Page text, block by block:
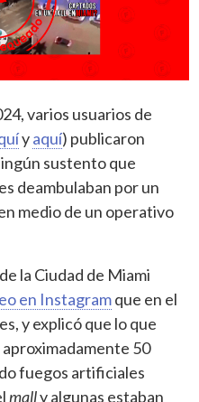
varios usuarios de
yaquí) publicaron
sustento que
deambulaban por un
medio de un operativo
la Ciudad de Miami
en Instagramque en el
y explicó que lo que
50
fuegos artificiales
mally algunas estaban